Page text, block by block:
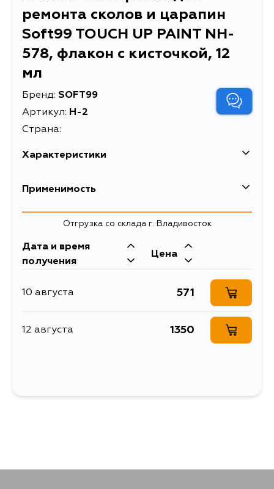
ремонта сколов и царапин
Soft99 TOUCH UP PAINT NH-
578, флакон с кисточкой, 12
мл
Бренд: SOFT99
Артикул: H-2
Страна:
Характеристики
EAN-13 4975759173021
Описание
царапин Soft99 TOUCH UP PAINT
Применимость
Отгрузка со склада г. Владивосток
Дата и время
получения
Цена
10 августа 571
12 августа 1350